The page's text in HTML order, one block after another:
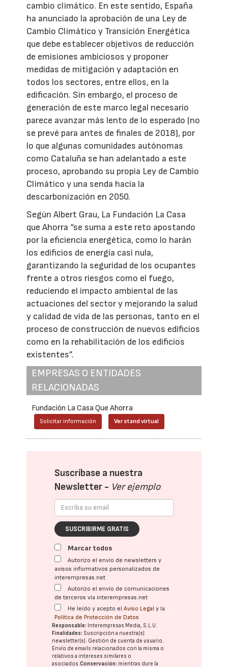
cambio climático. En este sentido, España
ha anunciado la aprobación de una Ley de
Cambio Climático y Transición Energética
que debe establecer objetivos de reducción
de emisiones ambiciosos y proponer
medidas de mitigación y adaptación en
todos los sectores, entre ellos, en la
edificación. Sin embargo, el proceso de
generación de este marco legal necesario
parece avanzar más lento de lo esperado (no
se prevé para antes de finales de 2018), por
lo que algunas comunidades autónomas
como Cataluña se han adelantado a este
proceso, aprobando su propia Ley de Cambio
Climático y una senda hacia la
descarbonización en 2050.
Según Albert Grau, La Fundación La Casa
que Ahorra “se suma a este reto apostando
por la eficiencia energética, como lo harán
los edificios de energía casi nula,
garantizando la seguridad de los ocupantes
frente a otros riesgos como el fuego,
reduciendo el impacto ambiental de las
actuaciones del sector y mejorando la salud
y calidad de vida de las personas, tanto en el
proceso de construcción de nuevos edificios
como en la rehabilitación de los edificios
existentes”.
EMPRESAS O ENTIDADES
RELACIONADAS
Fundación La Casa Que Ahorra
Solicitar información Ver stand virtual
Suscríbase a nuestra
Newsletter - Ver ejemplo
SUSCRIBIRME GRATIS
Marcar todos
Autorizo el envío de newsletters y
avisos informativos personalizados de
interempresas.net
Autorizo el envío de comunicaciones
de terceros vía interempresas.net
He leído y acepto elAviso Legal y la
Política de Protección de Datos
Responsable: Interempresas Media, S.L.U.
Finalidades: Suscripción a nuestra(s)
newsletter(s). Gestión de cuenta de usuario.
Envío de emails relacionados con la misma o
relativos a intereses similares o
asociados.Conservación: mientras dure la